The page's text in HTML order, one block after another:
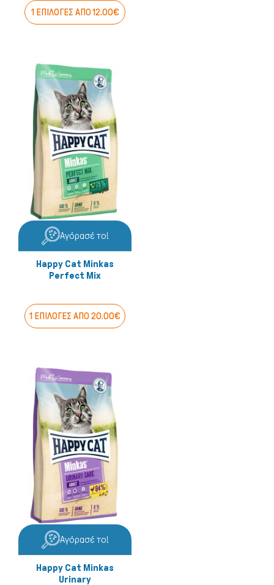
1 ΕΠΙΛΟΓΕΣ ΑΠΟ 12.00€
Αγόρασέ το!
Happy Cat Minkas
Perfect Mix
1 ΕΠΙΛΟΓΕΣ ΑΠΟ 20.00€
Αγόρασέ το!
Happy Cat Minkas
Urinary